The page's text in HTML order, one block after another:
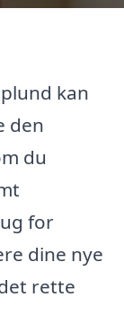
kan
den
du
for
dine nye
rette